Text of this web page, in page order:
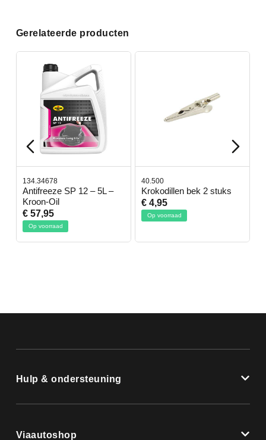
Gerelateerde producten
134.34678
Antifreeze SP 12 – 5L –
Kroon-Oil
€ 57,95
Op voorraad
40.500
Krokodillen bek 2 stuks
€ 4,95
Op voorraad
Hulp & ondersteuning
Viaautoshop